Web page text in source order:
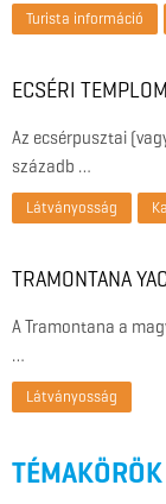
Turista információ
ECSÉRI
Az ecsérpusztai
századb …
Látványosság
TRAMONTANA
A Tramontana a
…
Látványosság
TÉMAKÖRÖK